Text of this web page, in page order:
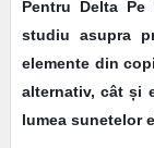
Pentru Delta Pe
studiu asupra
elemente din
alternativ, cât și
lumea sunetelor